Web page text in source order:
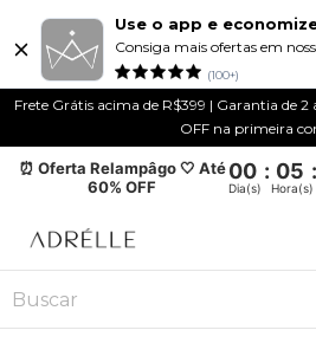
Use o app e
Consiga mais ofertas em
(100+)
Frete Grátis acima de R$399 | Garantia de 2
OFF na primeira
⏰ Oferta Relampâgo 🤍 Até
60% OFF
00 : 05 :
Dia(s) Hora(s)